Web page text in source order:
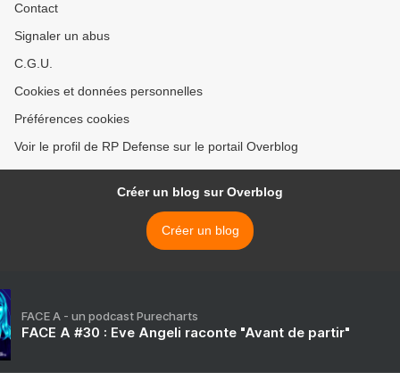
Contact
Signaler un abus
C.G.U.
Cookies et données personnelles
Préférences cookies
Voir le profil de RP Defense sur le portail Overblog
Créer un blog sur Overblog
Créer un blog
FACE A - un podcast Purecharts
FACE A #30 : Eve Angeli raconte "Avant de partir"